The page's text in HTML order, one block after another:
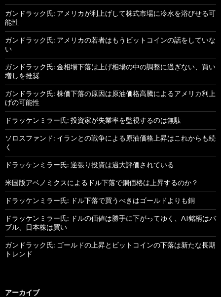
ガンドラック氏: アメリカが利上げして株式市場に冷水を浴びせる可
能性
ガンドラック氏: アメリカの若者はもうビットコインの話をしていな
い
ガンドラック氏: 金相場下落は上げ相場の中の調整に過ぎない、買い
増しを推奨
ガンドラック氏: 株価下落の原因は原油価格高騰によるアメリカ利上
げの可能性
ドラッケンミラー氏: 投資家が失業率を監視するのは無駄
ソロスファンド: イランとの戦争による原油価格上昇はこれからも続
く
ドラッケンミラー氏: 逆張り投資は過大評価されている
米国版アベノミクスによるドル下落で銅価格は上昇するのか？
ドラッケンミラー氏: ドル下落で買うべきはゴールドよりも銅
ドラッケンミラー氏: ドルの価値は勝手に下がってゆく、AI銘柄はバ
ブル、日本株は買い
ガンドラック氏: ゴールドの上昇とビットコインの下落は新たな長期
トレンド
アーカイブ